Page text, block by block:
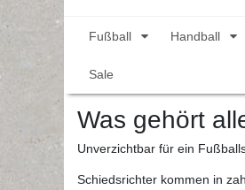
Fußball Handball
Sale
Was gehört
Unverzichtbar für ein
Schiedsrichter kommen in